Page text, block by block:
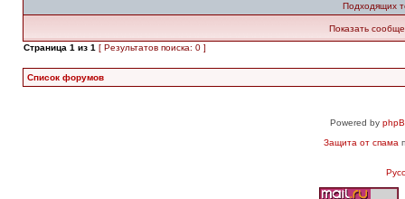
Подходящих
Показать
Страница 1 из 1 [ Результатов поиска: 0 ]
Список форумов
Powered by
Защита от спама